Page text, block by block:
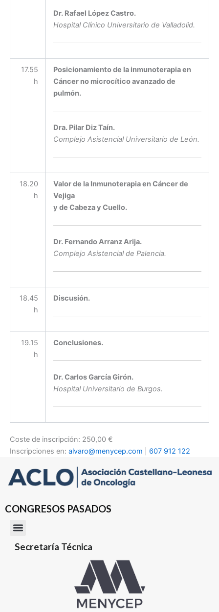
Dr. Rafael López Castro.
Hospital Clínico Universitario de Valladolid.
17.55
h
Posicionamiento de la inmunoterapia en
Cáncer no microcítico avanzado de
pulmón.
Dra. Pilar Diz Taín.
Complejo Asistencial Universitario de León.
18.20
h
Valor de la Inmunoterapia en Cáncer de
Vejiga
y de Cabeza y Cuello.
Dr. Fernando Arranz Arija.
Complejo Asistencial de Palencia.
18.45
h
Discusión.
19.15
h
Conclusiones.
Dr. Carlos García Girón.
Hospital Universitario de Burgos.
Coste de inscripción: 250,00 €
Inscripciones en: alvaro@menycep.com 607 912 122
CONGRESOS PASADOS
Secretaría Técnica